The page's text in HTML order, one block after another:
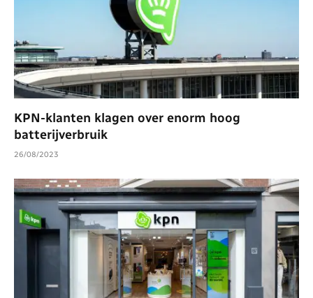
KPN-klanten klagen over enorm hoog
batterijverbruik
26/08/2023